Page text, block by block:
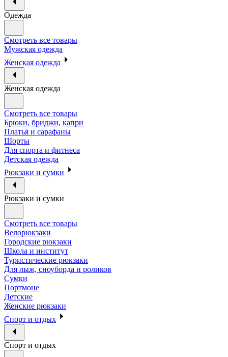
Одежда
Смотреть все товары
Мужская одежда
Женская одежда
Женская одежда
Смотреть все товары
Брюки, бриджи, капри
Платья и сарафаны
Шорты
Для спорта и фитнеса
Детская одежда
Рюкзаки и сумки
Рюкзаки и сумки
Смотреть все товары
Велорюкзаки
Городские рюкзаки
Школа и институт
Туристические рюкзаки
Для лыж, сноуборда и роликов
Сумки
Портмоне
Детские
Женские рюкзаки
Спорт и отдых
Спорт и отдых